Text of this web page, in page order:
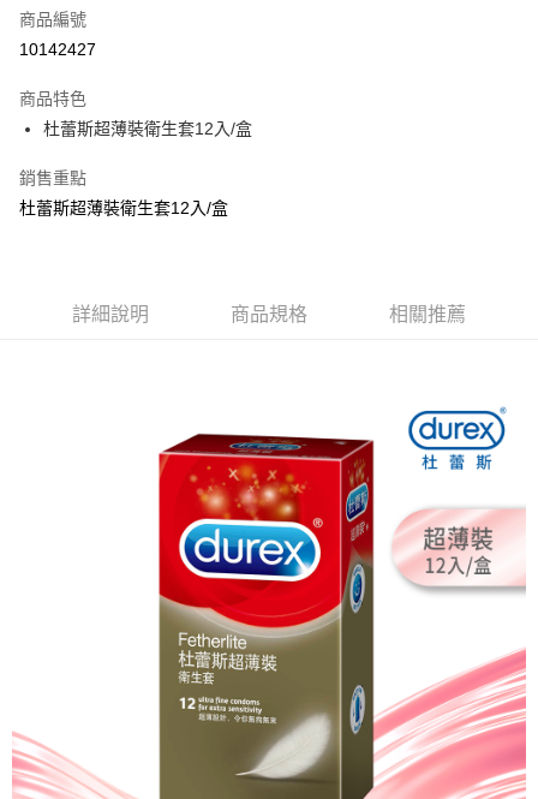
超商取貨付款
Apple Pay
街口支付
悠遊付
AFTEE先享後付
２．便利：只要手機號碼，簡訊認證，即可結帳。
３．安心：先確認商品／服務後，再付款。
【「AFTEE先享後付」結帳流程】
１．於結帳方式選擇「AFTEE先享後付」後，將跳轉至「AFTEE先享後付」
結帳頁面，進行簡訊認證並確認金額後，即可完成結帳。
２．訂單成立數日內，您將收到繳費通知簡訊。
３．收到繳費通知簡訊後14天內，點擊此簡訊中的連結，可透過四大超商／
ATM／網路銀行／等多元方式進行付款，方視為交易完成。
※ 請注意：結帳手續完成當下不需立刻繳費，但若您需要取消訂單，請聯絡
購買商品的店家。未經商家同意取消之訂單仍視為有效，需透過AFTEE先享
※ 交易是否成功請以「AFTEE先享後付 」之結帳頁面顯示為準，若有關於
是否繳費成功／繳費後需取消欲退款等相關疑問，請聯繫「AFTEE先享後付
客戶支援中心」
https://netprotections.freshdesk.com/support/home
【注意事項】
每筆NT$80，滿NT$999(含以上)免運費
每筆NT$80，滿NT$999(含以上)免運費
每筆NT$80，滿NT$999(含以上)免運費
每筆NT$80，滿NT$999(含以上)免運費
宅配
商品編號
10142427
商品特色
杜蕾斯超薄裝衛生套12入/盒
銷售重點
杜蕾斯超薄裝衛生套12入/盒
詳細說明 商品規格 相關推薦